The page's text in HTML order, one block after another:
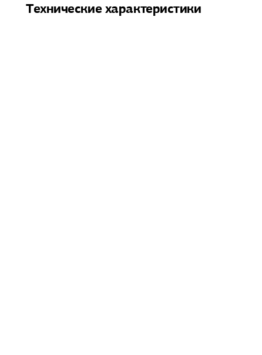
Технические характеристики